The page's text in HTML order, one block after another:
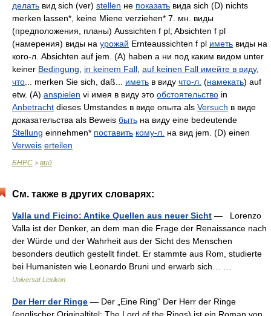
делать вид sich (ver) stellen не показать вида sich (D) nichts
merken lassen*, keine Miene verziehen* 7. мн. виды
(предположения, планы) Aussichten f pl; Absichten f pl
(намерения) виды на урожай Ernteaussichten f pl иметь виды на
кого-л. Absichten auf jem. (A) haben а ни под каким видом unter
keiner Bedingung in keinem Fall auf keinen Fall имейте в виду,
что ... merken Sie sich, daß... иметь в виду что-л. (намекать) auf
etw. (A) anspielen vi имея в виду это обстоятельство in
Anbetracht dieses Umstandes в виде опыта als Versuch в виде
доказательства als Beweis быть на виду eine bedeutende
Stellung einnehmen* поставить кому-л. на вид jem. (D) einen
Verweis erteilen
БНРС > вид
См. также в других словарях:
Valla und Ficino: Antike Quellen aus neuer Sicht — Lorenzo
Valla ist der Denker, an dem man die Frage der Renaissance nach
der Würde und der Wahrheit aus der Sicht des Menschen
besonders deutlich gestellt findet. Er stammte aus Rom, studierte
bei Humanisten wie Leonardo Bruni und erwarb sich… …
Universal-Lexikon
Der Herr der Ringe — Der „Eine Ring“ Der Herr der Ringe